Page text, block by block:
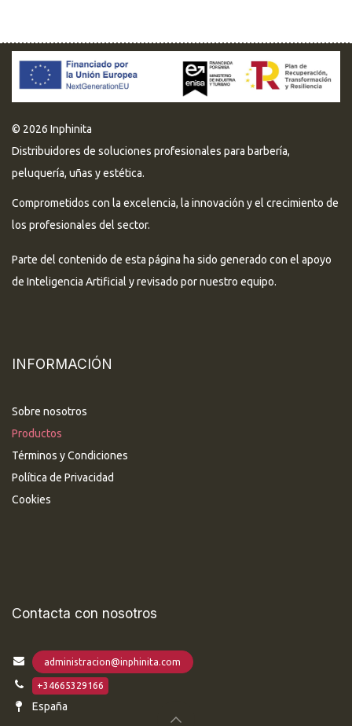
© 2026 Inphinita
Distribuidores de soluciones profesionales para barbería,
peluquería, uñas y estética.
Comprometidos con la excelencia, la innovación y el crecimiento de
los profesionales del sector.
Parte del contenido de esta página ha sido generado con el apoyo
de Inteligencia Artificial y revisado por nuestro equipo.
INFORMACIÓN
Sobre nosotros
Productos
Términos y Condiciones
Política de Privacidad
Cookies
Contacta con nosotros
administracion@inphinita.com
+34665329166
España